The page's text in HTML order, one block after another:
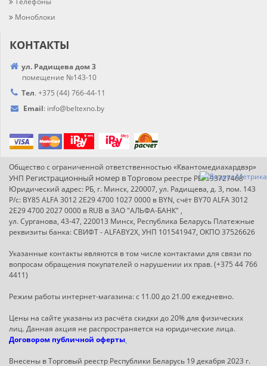
Моноблоки
КОНТАКТЫ
ул. Радищева дом 3
помещение №143-10
Тел. +375 (44) 766-44-11
Email: info@beltexno.by
Общество с ограниченной ответственностью «Квантомедиахардвэр»
УНП Регистрационный номер в Торговом реестре РБ: 193727468
Юридический адрес: РБ, г. Минск, 220007, ул. Радищева, д. 3, пом. 143
Р/с: BY85 ALFA 3012 2E29 4700 1027 0000 в BYN, счёт BY70 ALFA 3012
2E29 4700 2027 0000 в RUB в ЗАО "АЛЬФА-БАНК" ,
ул. Сурганова, 43-47, 220013 Минск, Республика Беларусь Платежные
реквизиты банка: СВИФТ - ALFABY2X, УНП 101541947, ОКПО 37526626
Указанные контакты являются в том числе контактами для связи по
вопросам обращения покупателей о нарушении их прав. (+375 44 766
4411)
Режим работы интернет-магазина: с 11.00 до 21.00 ежедневно.
Цены на сайте указаны из расчёта скидки до 20% для физических
лиц. Данная акция не распространяется на юридические лица.
Договором публичной оферты
Внесены в Торговый реестр Республики Беларусь 19 декабря 2023 г.